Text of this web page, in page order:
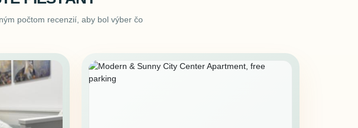
počtom recenzií, aby bol výber čo